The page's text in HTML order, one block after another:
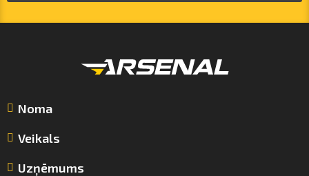
Noma
Veikals
Uzņēmums